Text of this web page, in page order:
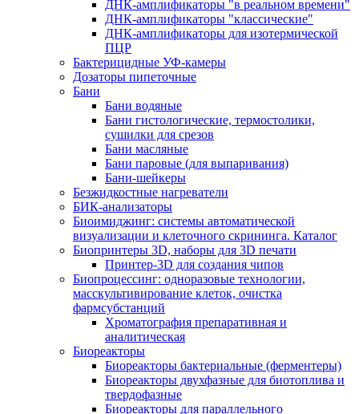
ДНК-амплификаторы "в реальном времени"
ДНК-амплификаторы "классические"
ДНК-амплификаторы для изотермической
ПЦР
Бактерицидные УФ-камеры
Дозаторы пипеточные
Бани
Бани водяные
Бани гистологические, термостолики,
сушилки для срезов
Бани масляные
Бани паровые (для выпаривания)
Бани-шейкеры
Безжидкостные нагреватели
БИК-анализаторы
Биоимиджинг: системы автоматической
визуализации и клеточного скрининга. Каталог
Биопринтеры 3D, наборы для 3D печати
Принтер-3D для создания чипов
Биопроцессинг: одноразовые технологии,
масскультивирование клеток, очистка
фармсубстанций
Хроматография препаративная и
аналитическая
Биореакторы
Биореакторы бактериальные (ферментеры)
Биореакторы двухфазные для биотоплива и
твердофазные
Биореакторы для параллельного